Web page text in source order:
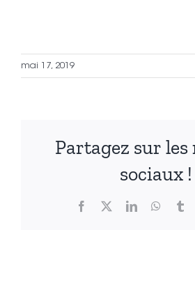
mai 17, 2019
Partagez sur les
sociaux !
Facebook LinkedIn